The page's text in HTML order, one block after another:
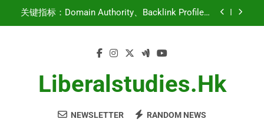
关键指标：Domain Authority、Backlink Profile、
眠，不影響日常生活的智能穿戴
高质量内容用于老域名：最佳实践与策略
关键指标：Domain Authority、Backlink Profile、
Liberalstudies.hk
NEWSLETTER RANDOM NEWS